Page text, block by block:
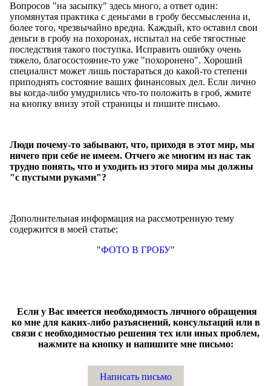
Вопросов "на засыпку" здесь много, а ответ один:
упомянутая практика с деньгами в гробу бессмысленна и,
более того, чрезвычайно вредна. Каждый, кто оставил свои
деньги в гробу на похоронах, испытал на себе тягостные
последствия такого поступка. Исправить ошибку очень
тяжело, благосостояние-то уже "похоронено". Хороший
специалист может лишь постараться до какой-то степени
приподнять состояние ваших финансовых дел. Если лично
вы когда-либо умудрились что-то положить в гроб, жмите
на кнопку внизу этой страницы и пишите письмо.
Люди почему-то забывают, что, приходя в этот мир, мы
ничего при себе не имеем. Отчего же многим из нас так
трудно понять, что и уходить из этого мира мы должны
"с пустыми руками"?
Дополнительная информация на рассмотренную тему
содержится в моей статье:
"ФОТО В ГРОБУ"
Если у Вас имеется необходимость личного обращения
ко мне для каких-либо разъяснений, консультаций или в
связи с необходимостью решения тех или иных проблем,
нажмите на кнопку и напишите мне письмо:
Написать письмо